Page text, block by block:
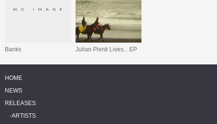
Banks Julian Plenti Lives... EP
HOME
NEWS
RELEASES
ARTISTS